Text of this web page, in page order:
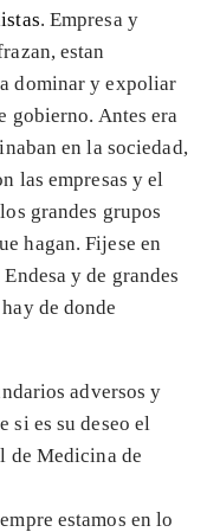
. Empresa y
estan
dominar y expoliar
gobierno. Antes era
en la sociedad,
las empresas y el
grandes grupos
hagan. Fijese en
y de grandes
de donde
adversos y
si es su deseo el
de Medicina de
estamos en lo